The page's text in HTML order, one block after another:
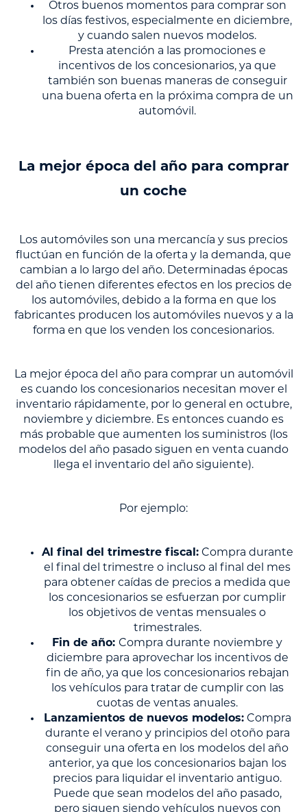
Otros buenos momentos para comprar son
los días festivos, especialmente en diciembre,
y cuando salen nuevos modelos.
Presta atención a las promociones e
incentivos de los concesionarios, ya que
también son buenas maneras de conseguir
una buena oferta en la próxima compra de un
automóvil.
La mejor época del año para comprar
un coche
Los automóviles son una mercancía y sus precios
fluctúan en función de la oferta y la demanda, que
cambian a lo largo del año. Determinadas épocas
del año tienen diferentes efectos en los precios de
los automóviles, debido a la forma en que los
fabricantes producen los automóviles nuevos y a la
forma en que los venden los concesionarios.
La mejor época del año para comprar un automóvil
es cuando los concesionarios necesitan mover el
inventario rápidamente, por lo general en octubre,
noviembre y diciembre. Es entonces cuando es
más probable que aumenten los suministros (los
modelos del año pasado siguen en venta cuando
llega el inventario del año siguiente).
Por ejemplo:
Al final del trimestre fiscal:Compra durante
el final del trimestre o incluso al final del mes
para obtener caídas de precios a medida que
los concesionarios se esfuerzan por cumplir
los objetivos de ventas mensuales o
trimestrales.
Fin de año: Compra durante noviembre y
diciembre para aprovechar los incentivos de
fin de año, ya que los concesionarios rebajan
los vehículos para tratar de cumplir con las
cuotas de ventas anuales.
Lanzamientos de nuevos modelos:Compra
durante el verano y principios del otoño para
conseguir una oferta en los modelos del año
anterior, ya que los concesionarios bajan los
precios para liquidar el inventario antiguo.
Puede que sean modelos del año pasado,
pero siguen siendo vehículos nuevos con